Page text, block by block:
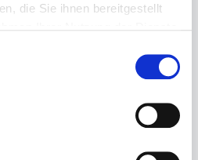
die Sie ihnen bereitgestellt